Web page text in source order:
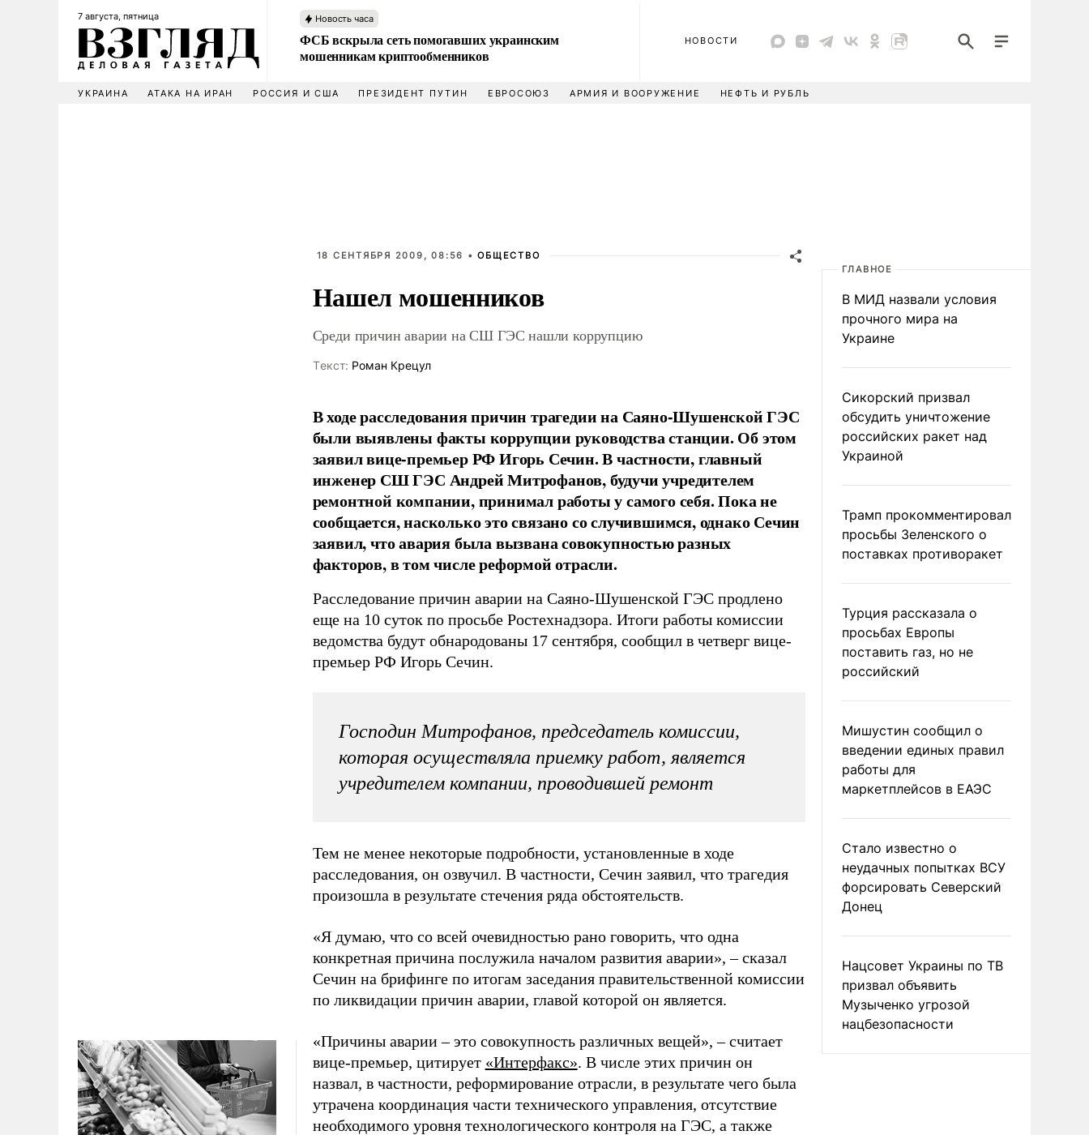
7 августа, пятница Новость часа
ФСБ вскрыла сеть помогавших украинским
мошенникам криптообменников
НОВОСТИ
УКРАИНА АТАКА НА ИРАН РОССИЯ И США ПРЕЗИДЕНТ ПУТИН ЕВРОСОЮЗ АРМИЯ И ВООРУЖЕНИЕ НЕФТЬ И РУБЛЬ
18 СЕНТЯБРЯ 2009, 08:56 •ОБЩЕСТВО
Нашел мошенников
Среди причин аварии на СШ ГЭС нашли коррупцию
Tекст: Роман Крецул
В ходе расследования причин трагедии на Саяно-Шушенской ГЭС
были выявлены факты коррупции руководства станции. Об этом
заявил вице-премьер РФ Игорь Сечин. В частности, главный
инженер СШ ГЭС Андрей Митрофанов, будучи учредителем
ремонтной компании, принимал работы у самого себя. Пока не
сообщается, насколько это связано со случившимся, однако Сечин
заявил, что авария была вызвана совокупностью разных
факторов, в том числе реформой отрасли.
Расследование причин аварии на Саяно-Шушенской ГЭС продлено
еще на 10 суток по просьбе Ростехнадзора. Итоги работы комиссии
ведомства будут обнародованы 17 сентября, сообщил в четверг вице-
премьер РФ Игорь Сечин.
Господин Митрофанов, председатель комиссии,
которая осуществляла приемку работ, является
учредителем компании, проводившей ремонт
Тем не менее некоторые подробности, установленные в ходе
расследования, он озвучил. В частности, Сечин заявил, что трагедия
произошла в результате стечения ряда обстоятельств.
«Я думаю, что со всей очевидностью рано говорить, что одна
конкретная причина послужила началом развития аварии», – сказал
Сечин на брифинге по итогам заседания правительственной комиссии
по ликвидации причин аварии, главой которой он является.
«Причины аварии – это совокупность различных вещей», – считает
вице-премьер, цитирует «Интерфакс». В числе этих причин он
назвал, в частности, реформирование отрасли, в результате чего была
утрачена координация части технического управления, отсутствие
необходимого уровня технологического контроля на ГЭС, а также
ГЛАВНОЕ
В МИД назвали условия
прочного мира на
Украине
Сикорский призвал
обсудить уничтожение
российских ракет над
Украиной
Трамп прокомментировал
просьбы Зеленского о
поставках противоракет
Турция рассказала о
просьбах Европы
поставить газ, но не
российский
Мишустин сообщил о
введении единых правил
работы для
маркетплейсов в ЕАЭС
Стало известно о
неудачных попытках ВСУ
форсировать Северский
Донец
Нацсовет Украины по ТВ
призвал объявить
Музыченко угрозой
нацбезопасности